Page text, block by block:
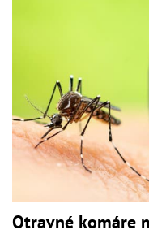
Otravné komáre